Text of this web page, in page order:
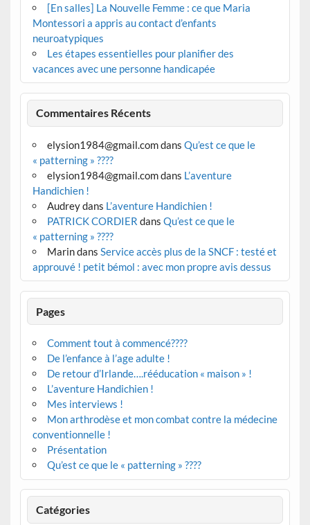
[En salles] La Nouvelle Femme : ce que Maria
Montessori a appris au contact d’enfants
neuroatypiques
Les étapes essentielles pour planifier des
vacances avec une personne handicapée
Commentaires Récents
elysion1984@gmail.comdans Qu’est ce que le
« patterning » ????
elysion1984@gmail.comdans L’aventure
Handichien !
Audreydans L’aventure Handichien !
PATRICK CORDIER dans Qu’est ce que le
« patterning » ????
Marindans Service accès plus de la SNCF : testé et
approuvé ! petit bémol : avec mon propre avis dessus
Pages
Comment tout à commencé????
De l’enfance à l’age adulte !
De retour d’Irlande….rééducation « maison » !
L’aventure Handichien !
Mes interviews !
Mon arthrodèse et mon combat contre la médecine
conventionnelle !
Présentation
Qu’est ce que le « patterning » ????
Catégories